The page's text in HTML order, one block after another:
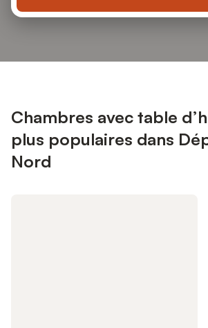
Chambres avec table
plus populaires dans
Nord